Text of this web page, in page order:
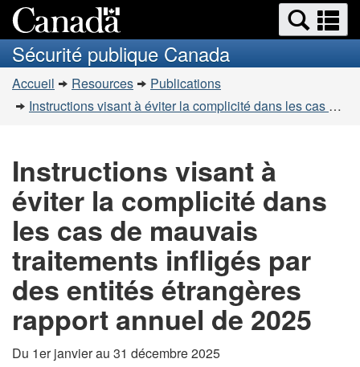
au
contenu
principal
à
la
version
HTML
simplifiée
Recherche
et
menus
et
Sécurité publique Canada
Vous
êtes
Accueil Resources
Publications
Instructions visant à éviter la complicité dans les cas de mauvais traitements infligés par des entités étrangères rapport annuel de 2025
Instructions visant à
éviter la complicité dans
les cas de mauvais
traitements infligés par
des entités étrangères
rapport annuel de 2025
Du 1er janvier au 31 décembre 2025